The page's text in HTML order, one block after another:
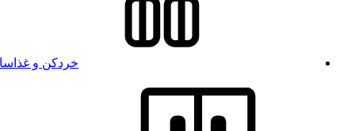
خردکن و